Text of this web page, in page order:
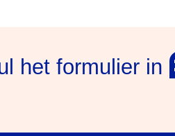
het formulier in